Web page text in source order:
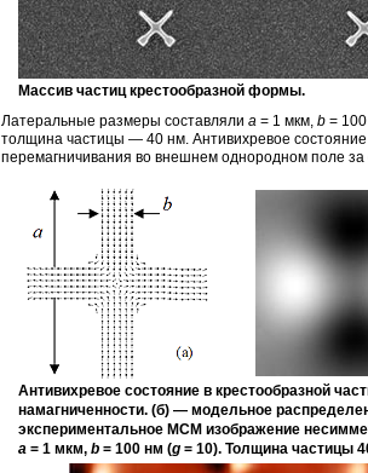
Массив частиц крестообразной формы.
Латеральные размеры составлялиa = 1 мкм,b =
толщина частицы — 40 нм.Антивихревое
перемагничивания во внешнем однородном поле за
Антивихревое состояние в крестообразной
намагниченности. (б) — модельное
экспериментальное МСМ изображение
a = 1 мкм,b = 100 нм (g = 10). Толщина частицы